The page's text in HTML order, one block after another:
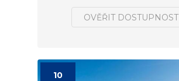
OVĚŘIT DOSTUPNOST
10